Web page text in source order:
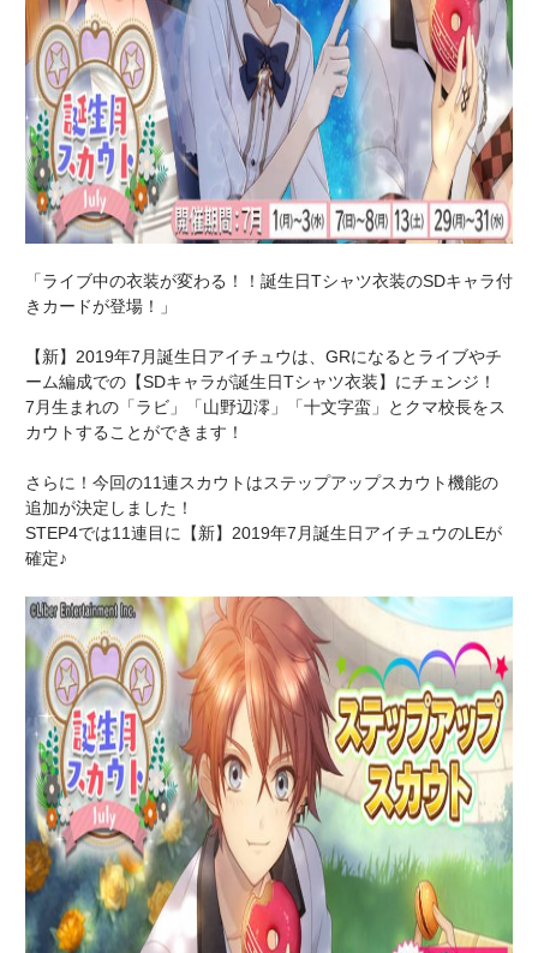
「ライブ中の衣装が変わる！！誕生日Tシャツ衣装のSDキャラ付
きカードが登場！」
【新】2019年7月誕生日アイチュウは、GRになるとライブやチ
ーム編成での【SDキャラが誕生日Tシャツ衣装】にチェンジ！
7月生まれの「ラビ」「山野辺澪」「十文字蛮」とクマ校長をス
カウトすることができます！
さらに！今回の11連スカウトはステップアップスカウト機能の
追加が決定しました！
STEP4では11連目に【新】2019年7月誕生日アイチュウのLEが
確定♪